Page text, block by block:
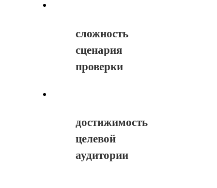
сложность
сценария
проверки
достижимость
целевой
аудитории